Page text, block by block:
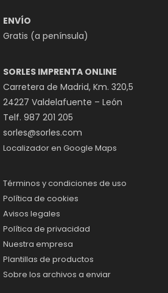
ENVÍO
Gratis (a península)
SORLES IMPRENTA ONLINE
Carretera de Madrid, Km. 320,5
24227 Valdelafuente – León
Telf. 987 201 205
sorles@sorles.com
Localizador en Google Maps
Términos y condiciones de uso
Política de cookies
Avisos legales
Política de privacidad
Nuestra empresa
Plantillas de productos
Sobre los archivos a enviar